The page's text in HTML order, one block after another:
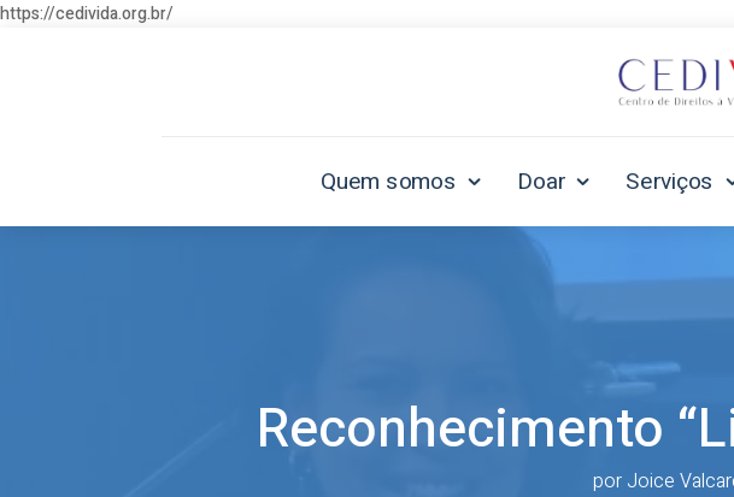
https://cedivida.org.br/
Quem somos Doar Serviços
Reconhecimento
por Joice